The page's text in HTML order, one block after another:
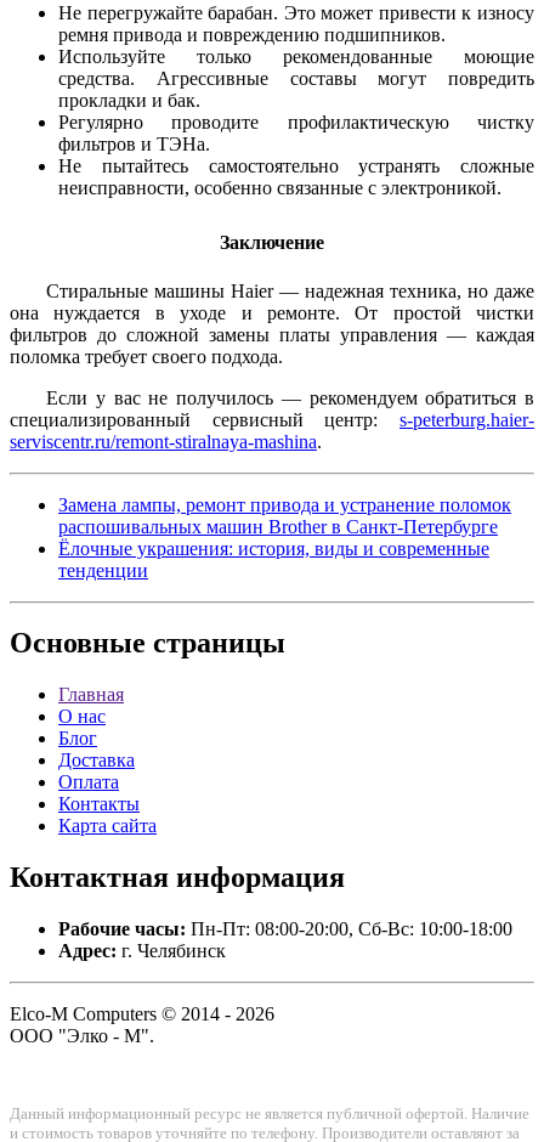
Не перегружайте барабан. Это может привести к износу
ремня привода и повреждению подшипников.
Используйте только рекомендованные моющие
средства. Агрессивные составы могут повредить
прокладки и бак.
Регулярно проводите профилактическую чистку
фильтров и ТЭНа.
Не пытайтесь самостоятельно устранять сложные
неисправности, особенно связанные с электроникой.
Заключение
Стиральные машины Haier — надежная техника, но даже
она нуждается в уходе и ремонте. От простой чистки
фильтров до сложной замены платы управления — каждая
поломка требует своего подхода.
Если у вас не получилось — рекомендуем обратиться в
специализированный сервисный центр: s-peterburg.haier-
serviscentr.ru/remont-stiralnaya-mashina.
Замена лампы, ремонт привода и устранение поломок
распошивальных машин Brother в Санкт-Петербурге
Ёлочные украшения: история, виды и современные
тенденции
Основные страницы
Главная
О нас
Блог
Доставка
Оплата
Контакты
Карта сайта
Контактная информация
Рабочие часы: Пн-Пт: 08:00-20:00, Сб-Вс: 10:00-18:00
Адрес: г. Челябинск
Elco-M Computers © 2014 - 2026
ООО "Элко - М".
Данный информационный ресурс не является публичной офертой. Наличие
и стоимость товаров уточняйте по телефону. Производители оставляют за